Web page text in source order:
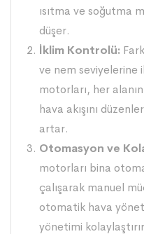
ısıtma ve soğutma
düşer.
İklim Kontrolü:
ve nem seviyelerine
motorları, her
hava akışını
artar.
Otomasyon ve
motorları bina
çalışarak manuel
otomatik hava
yönetimi